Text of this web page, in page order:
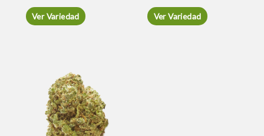
Ver Variedad Ver Variedad